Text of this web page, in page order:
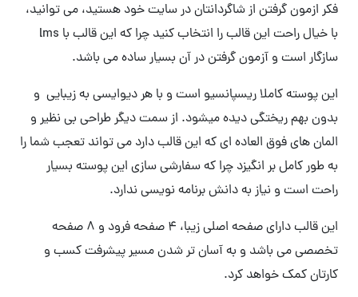
فکر ازمون گرفتن از شاگردانتان در سایت خود هستید، می توانید،
با خیال راحت این قالب را انتخاب کنید چرا که این قالب با lms
سازگار است و آزمون گرفتن در آن بسیار ساده می باشد.
این پوسته کاملا ریسپانسیو است و با هر دیوایسی به زیبایی و
بدون بهم ریختگی دیده میشود. از سمت دیگر طراحی بی نظیر و
المان های فوق العاده ای که این قالب دارد می تواند تعجب شما را
به طور کامل بر انگیزد چرا که سفارشی سازی این پوسته بسیار
راحت است و نیاز به دانش برنامه نویسی ندارد.
این قالب دارای صفحه اصلی زیبا، ۴ صفحه فرود و ۸ صفحه
تخصصی می باشد و به آسان تر شدن مسیر پیشرفت کسب و
کارتان کمک خواهد کرد.